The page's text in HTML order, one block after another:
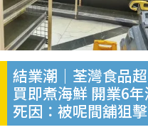
結業潮｜荃灣食品
買即煮海鮮 開業6
死因：被呢間舖狙擊